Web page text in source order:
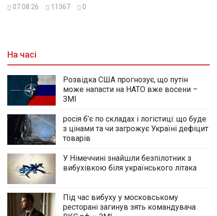
07.08.26 11367 0
На часі
Розвідка США прогнозує, що путін
може напасти на НАТО вже восени –
ЗМІ
росія б’є по складах і логістиці: що буде
з цінами та чи загрожує Україні дефіцит
товарів
У Німеччині знайшли безпілотник з
вибухівкою біля українського літака
Під час вибуху у московському
ресторані загинув зять командувача